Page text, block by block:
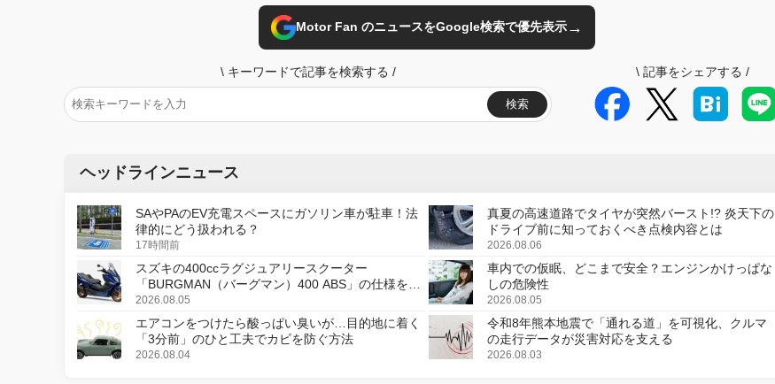
Motor Fan のニュースをGoogle検索で優先表示→
\ キーワードで記事を検索する /
検索
\ 記事をシェアする /
ヘッドラインニュース
SAやPAのEV充電スペースにガソリン車が駐車！法
律的にどう扱われる？
17時間前
真夏の高速道路でタイヤが突然バースト!? 炎天下の
ドライブ前に知っておくべき点検内容とは
2026.08.06
スズキの400ccラグジュアリースクーター
「BURGMAN（バーグマン）400 ABS」の仕様を変
更し、8月18日に発売
2026.08.05
車内での仮眠、どこまで安全？エンジンかけっぱな
しの危険性
2026.08.05
エアコンをつけたら酸っぱい臭いが…目的地に着く
「3分前」のひと工夫でカビを防ぐ方法
2026.08.04
令和8年熊本地震で「通れる道」を可視化、クルマ
の走行データが災害対応を支える
2026.08.03